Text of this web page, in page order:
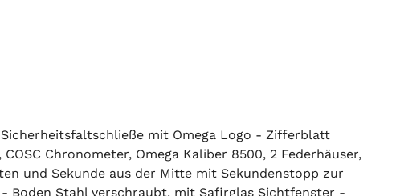
mit Omega Logo - Zifferblatt
Chronometer, Omega Kaliber 8500, 2 Federhäuser,
und Sekunde aus der Mitte mit Sekundenstopp zur
Boden Stahl verschraubt, mit Safirglas Sichtfenster -